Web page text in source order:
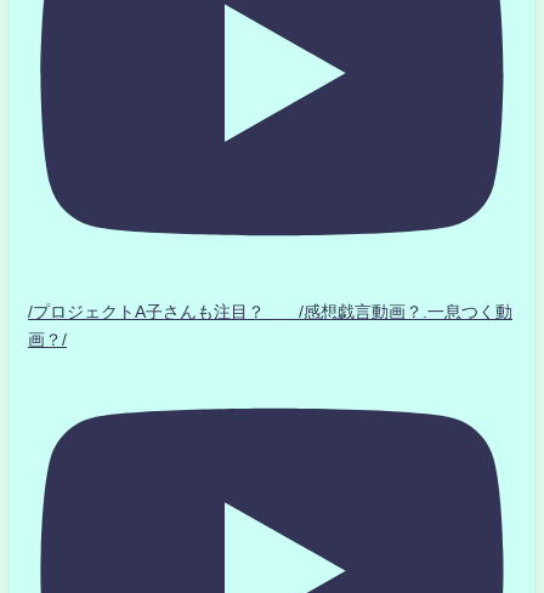
/プロジェクトA子さんも注目？ /感想戯言動画？.一息つく動
画？/